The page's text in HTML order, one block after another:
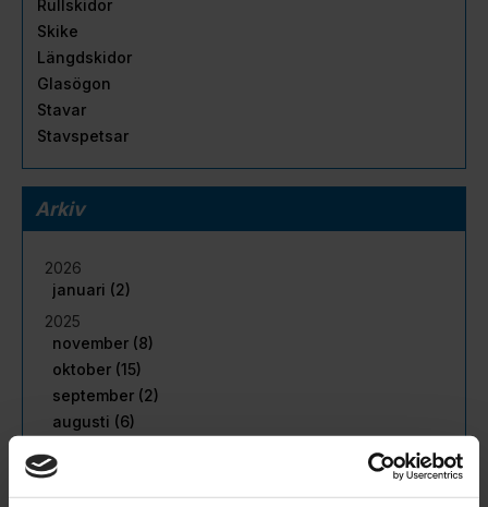
Rullskidor
Skike
Längdskidor
Glasögon
Stavar
Stavspetsar
Arkiv
2026
januari (2)
2025
november (8)
oktober (15)
september (2)
augusti (6)
juni (11)
maj (16)